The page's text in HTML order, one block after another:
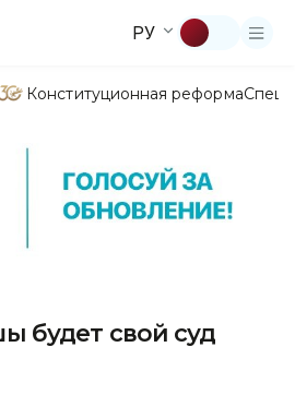
РУ
Конституционная реформа
будет свой суд